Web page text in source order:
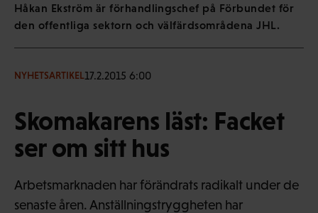
Håkan Ekström är förhandlingschef på Förbundet för
den offentliga sektorn och välfärdsområdena JHL.
NYHETSARTIKEL17.2.2015 6:00
Skomakarens läst: Facket
ser om sitt hus
Arbetsmarknaden har förändrats radikalt under de
senaste åren. Anställningstryggheten har